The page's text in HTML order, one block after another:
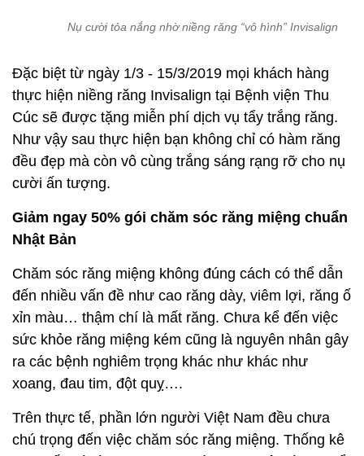
Nụ cười tỏa nắng nhờ niềng răng “vô hình” Invisalign
Đặc biệt từ ngày 1/3 - 15/3/2019 mọi khách hàng
thực hiện niềng răng Invisalign tại Bệnh viện Thu
Cúc sẽ được tặng miễn phí dịch vụ tẩy trắng răng.
Như vậy sau thực hiện bạn không chỉ có hàm răng
đều đẹp mà còn vô cùng trắng sáng rạng rỡ cho nụ
cười ấn tượng.
Giảm ngay 50% gói chăm sóc răng miệng chuẩn
Nhật Bản
Chăm sóc răng miệng không đúng cách có thể dẫn
đến nhiều vấn đề như cao răng dày, viêm lợi, răng ố
xỉn màu… thậm chí là mất răng. Chưa kể đến việc
sức khỏe răng miệng kém cũng là nguyên nhân gây
ra các bệnh nghiêm trọng khác như khác như
xoang, đau tim, đột quỵ….
Trên thực tế, phần lớn người Việt Nam đều chưa
chú trọng đến việc chăm sóc răng miệng. Thống kê